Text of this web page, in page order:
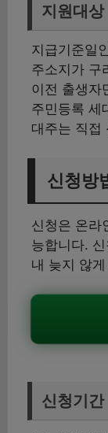
지원대상
지급기준일
주소지가 구
이전 출생자
주민등록 세
대주는 직접
신청방
신청은 온라
능합니다.
내 늦지 않
신청기간